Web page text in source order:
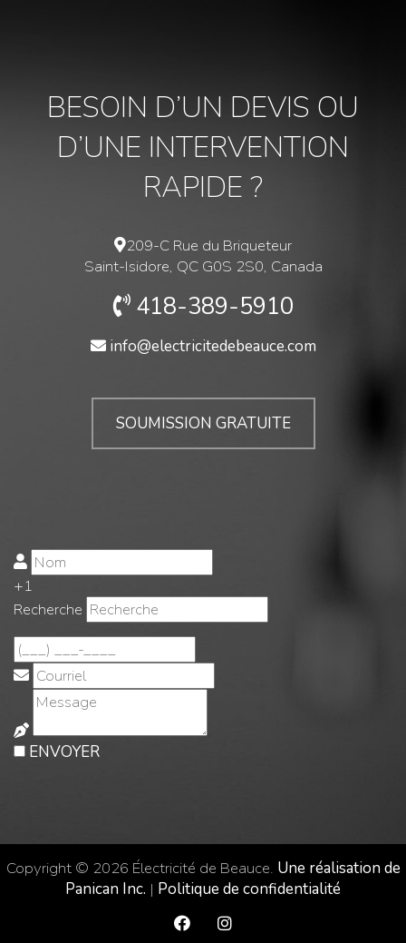
BESOIN D’UN DEVIS OU
D’UNE INTERVENTION
RAPIDE ?
209-C Rue du Briqueteur
Saint-Isidore, QC G0S 2S0, Canada
418-389-5910
info@electricitedebeauce.com
SOUMISSION GRATUITE
+1
Recherche
ENVOYER
Copyright © 2026 Électricité de Beauce. Une réalisation de
Panican Inc. | Politique de confidentialité